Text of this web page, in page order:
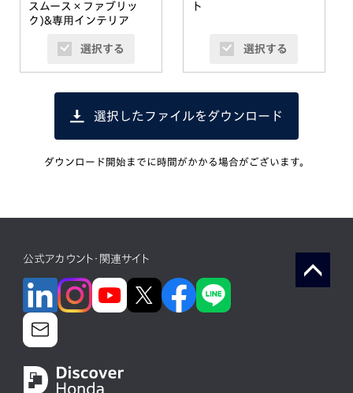
スムース×ファブリッ
ク)&専用インテリア
選択する
ト
選択する
選択したファイルをダウンロード
ダウンロード開始までに時間がかかる場合がございます。
公式アカウント・関連サイト